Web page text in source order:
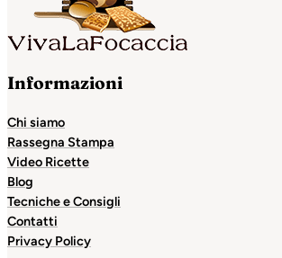
Informazioni
Chi siamo
Rassegna Stampa
Video Ricette
Blog
Tecniche e Consigli
Contatti
Privacy Policy